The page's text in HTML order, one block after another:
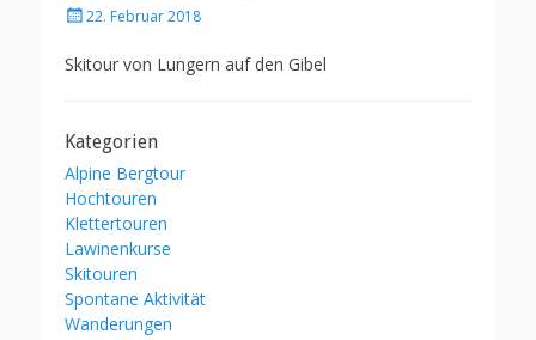
Posted22. Februar 2018
Skitour von Lungern auf den Gibel
Kategorien
Alpine Bergtour
Hochtouren
Klettertouren
Lawinenkurse
Skitouren
Spontane Aktivität
Wanderungen